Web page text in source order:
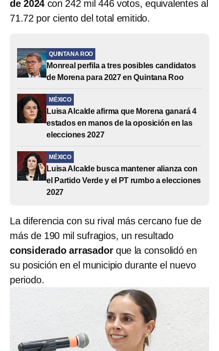
de 2024 con 242 mil 446 votos, equivalentes al
71.72 por ciento del total emitido.
QUINTANA ROO
Monreal perfila a tres posibles candidatos
de Morena para 2027 en Quintana Roo
MÉXICO
Luisa Alcalde afirma que Morena ganará 4
estados en manos de la oposición en las
elecciones 2027
MÉXICO
Luisa Alcalde busca mantener alianza con
el Partido Verde y el PT rumbo a elecciones
2027
La diferencia con su rival más cercano fue de
más de 190 mil sufragios, un resultado
considerado arrasador que la consolidó en
su posición en el municipio durante el nuevo
periodo.